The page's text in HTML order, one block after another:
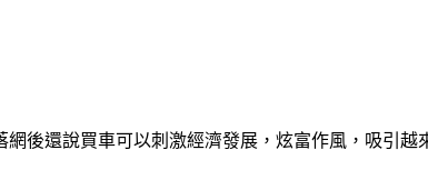
後還說買車可以刺激經濟發展，炫富作風，吸引越